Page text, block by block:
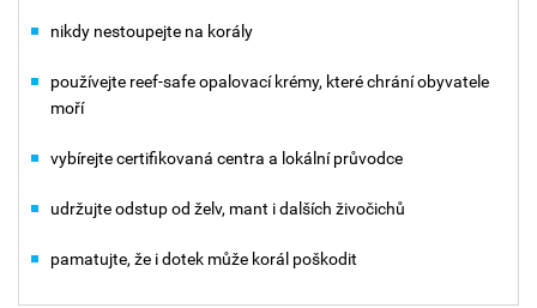
nikdy nestoupejte na korály
používejte reef-safe opalovací krémy, které chrání obyvatele
moří
vybírejte certifikovaná centra a lokální průvodce
udržujte odstup od želv, mant i dalších živočichů
pamatujte, že i dotek může korál poškodit